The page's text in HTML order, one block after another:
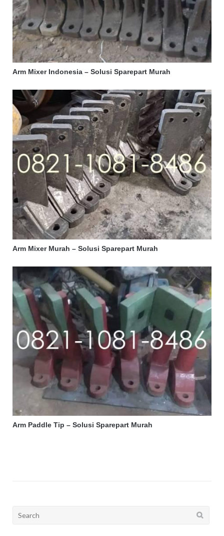
Arm Mixer Indonesia – Solusi Sparepart Murah
Arm Mixer Murah – Solusi Sparepart Murah
Arm Paddle Tip – Solusi Sparepart Murah
Search